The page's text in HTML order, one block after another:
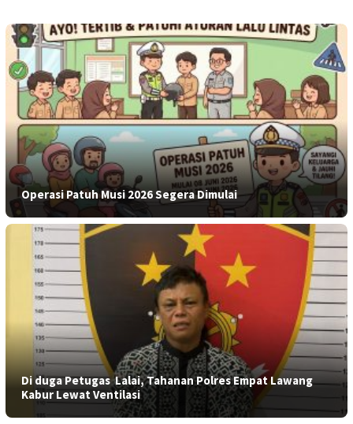
Operasi Patuh Musi 2026 Segera Dimulai
​Di duga Petugas Lalai, Tahanan Polres Empat Lawang
Kabur Lewat Ventilasi